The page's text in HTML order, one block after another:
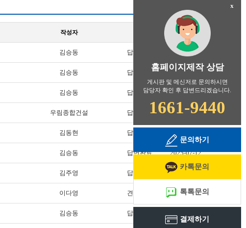
작성자 작성일자
김승동 답변완료 2025-07-24
김승동 답변완료 2025-07-23
김승동 답변완료 2025-07-18
우림종합건설 답변완료 2025-07-15
김동현 답변완료 2025-07-15
김승동 답변완료 2025-07-12
김주영 답변완료 2025-07-09
이다영 견적완료 2025-06-27
김승동 답변완료
x
홈페이지제작 상담
게시판 및 메신저로 문의하시면
담당자 확인 후 답변드리겠습니다.
1661-9440
문의하기
카톡문의
톡톡문의
결제하기